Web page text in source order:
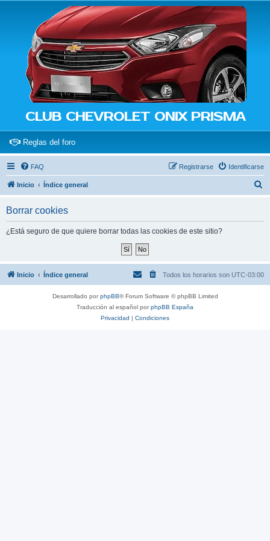
CLUB CHEVROLET ONIX PRISMA
Reglas del foro(Opens a new tab)
FAQ Identificarse
Registrarse
Inicio Índice general
Borrar cookies
¿Está seguro de que quiere borrar todas las cookies de este sitio?
Inicio Índice general Todos los horarios son UTC-03:00
Desarrollado porphpBB® Forum Software © phpBB Limited
Traducción al español porphpBB España
Privacidad | Condiciones